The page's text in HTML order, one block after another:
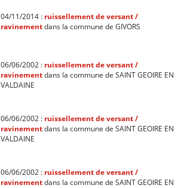
04/11/2014 : ruissellement de versant /
ravinementdans la commune de GIVORS
06/06/2002 : ruissellement de versant /
ravinementdans la commune de SAINT GEOIRE EN
VALDAINE
06/06/2002 : ruissellement de versant /
ravinementdans la commune de SAINT GEOIRE EN
VALDAINE
06/06/2002 : ruissellement de versant /
ravinementdans la commune de SAINT GEOIRE EN